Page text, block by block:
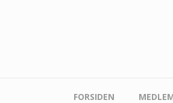
FORSIDEN